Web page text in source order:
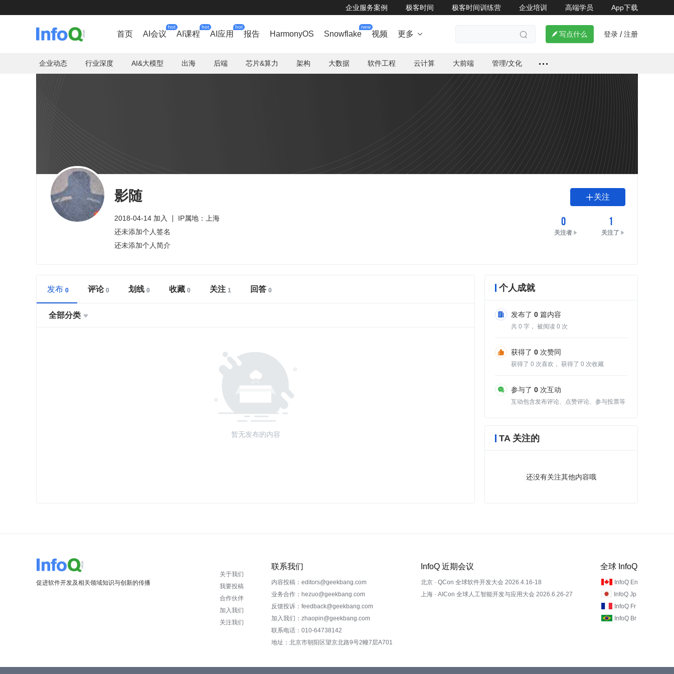
企业服务案例 极客时间 极客时间训练营 企业培训 高端学员 App下载
首页 AI会议
hot
AI课程
hot
AI应用
hot
报告 HarmonyOS Snowflake
new
视频 更多    写点什么 登录 / 注册
企业动态 行业深度 AI&大模型 出海 后端 芯片&算力 架构 大数据 软件工程 云计算 大前端 管理/文化
影随
2018-04-14 加入
IP属地：上海
还未添加个人签名
还未添加个人简介
关注
0
关注者
1
关注了
发布 评论 划线 收藏 关注 回答
全部分类 
暂无发布的内容
个人成就
发布了 0 篇内容
共 0 字， 被阅读 0 次
获得了 0 次赞同
获得了 0 次喜欢， 获得了 0 次收藏
参与了 0 次互动
互动包含发布评论、点赞评论、参与投票等
TA 关注的
还没有关注其他内容哦
促进软件开发及相关领域知识与创新的传播
关于我们
我要投稿
合作伙伴
加入我们
关注我们
联系我们
内容投稿：editors@geekbang.com
业务合作：hezuo@geekbang.com
反馈投诉：feedback@geekbang.com
加入我们：zhaopin@geekbang.com
联系电话：010-64738142
地址：北京市朝阳区望京北路9号2幢7层A701
InfoQ 近期会议
北京 · QCon 全球软件开发大会 2026.4.16-18
上海 · AICon 全球人工智能开发与应用大会 2026.6.26-27
全球 InfoQ
InfoQ En
InfoQ Jp
InfoQ Fr
InfoQ Br